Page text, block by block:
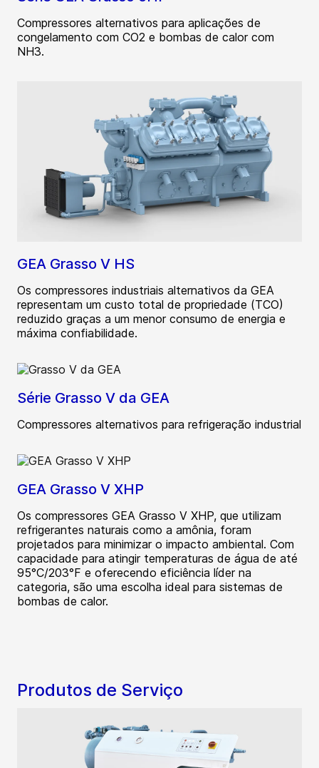
Compressores alternativos para aplicações de
congelamento com CO2 e bombas de calor com
NH3.
GEA Grasso V HS
Os compressores industriais alternativos da GEA
representam um custo total de propriedade (TCO)
reduzido graças a um menor consumo de energia e
máxima confiabilidade.
Série Grasso V da GEA
Compressores alternativos para refrigeração industrial
GEA Grasso V XHP
Os compressores GEA Grasso V XHP, que utilizam
refrigerantes naturais como a amônia, foram
projetados para minimizar o impacto ambiental. Com
capacidade para atingir temperaturas de água de até
95°C/203°F e oferecendo eficiência líder na
categoria, são uma escolha ideal para sistemas de
bombas de calor.
Produtos de Serviço